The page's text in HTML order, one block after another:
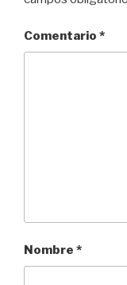
Comentario *
Nombre *